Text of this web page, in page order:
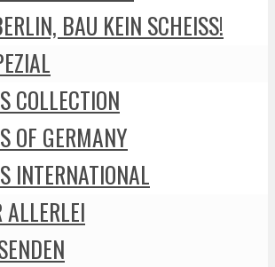
BAU KEIN SCHEISS!
COLLECTION
OF GERMANY
INTERNATIONAL
ALLERLEI